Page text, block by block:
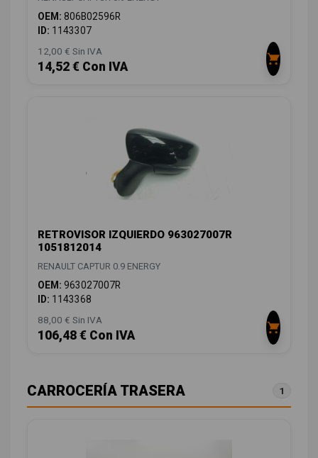
OEM: 806B02596R
ID: 1143307
12,00 € Sin IVA
14,52 € Con IVA
RETROVISOR IZQUIERDO 963027007R
1051812014
RENAULT CAPTUR 0.9 ENERGY
OEM: 963027007R
ID: 1143368
88,00 € Sin IVA
106,48 € Con IVA
CARROCERÍA TRASERA 1